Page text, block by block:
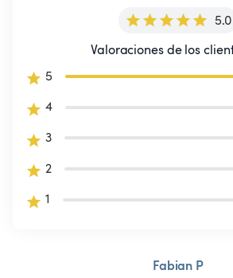
5.0
Valoraciones de los
5
4
3
2
1
Fabian P